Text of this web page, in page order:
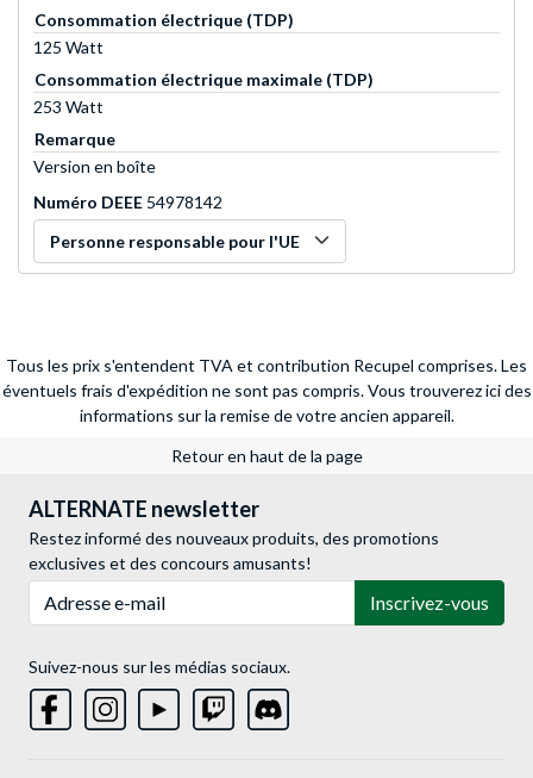
Consommation électrique (TDP)
125 Watt
Consommation électrique maximale (TDP)
253 Watt
Remarque
Version en boîte
Numéro DEEE 54978142
Personne responsable pour l'UE
Tous les prix s'entendent TVA et contribution Recupel comprises. Les
éventuels frais d'expédition ne sont pas compris. Vous trouverez ici des
informations sur la remise de votre ancien appareil.
Retour en haut de la page
ALTERNATE newsletter
Restez informé des nouveaux produits, des promotions
exclusives et des concours amusants!
Inscrivez-vous
Suivez-nous sur les médias sociaux.